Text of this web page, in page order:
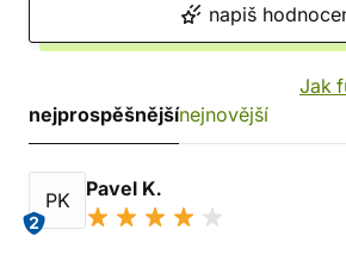
napiš
Jak
nejprospěšnějšínejnovější
PK
2
Pavel K.